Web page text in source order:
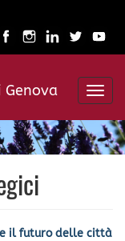
il futuro delle città